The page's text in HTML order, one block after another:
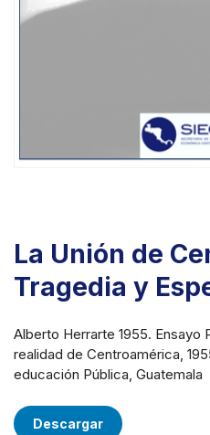
La Unión de
Tragedia y
Alberto Herrarte 1955. Ensayo
realidad de Centroamérica,
educación Pública, Guatemala
Descargar